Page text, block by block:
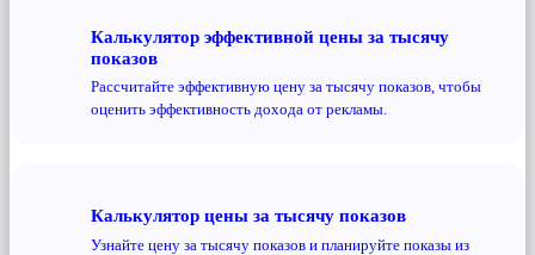
Калькулятор эффективной цены за тысячу
показов
Рассчитайте эффективную цену за тысячу показов, чтобы
оценить эффективность дохода от рекламы.
Калькулятор цены за тысячу показов
Узнайте цену за тысячу показов и планируйте показы из